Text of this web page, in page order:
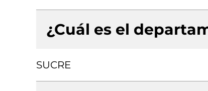
¿Cuál es el
SUCRE